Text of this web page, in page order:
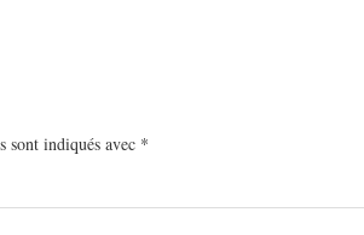
sont indiqués avec *